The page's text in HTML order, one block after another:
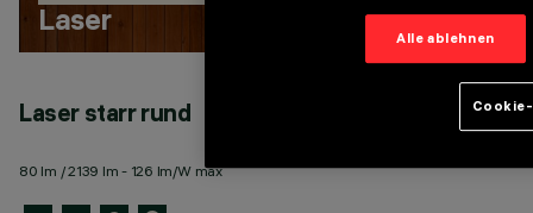
Laser
Laser starr rund
80 lm / 2139 lm - 126 lm/W max
Alle ablehnen